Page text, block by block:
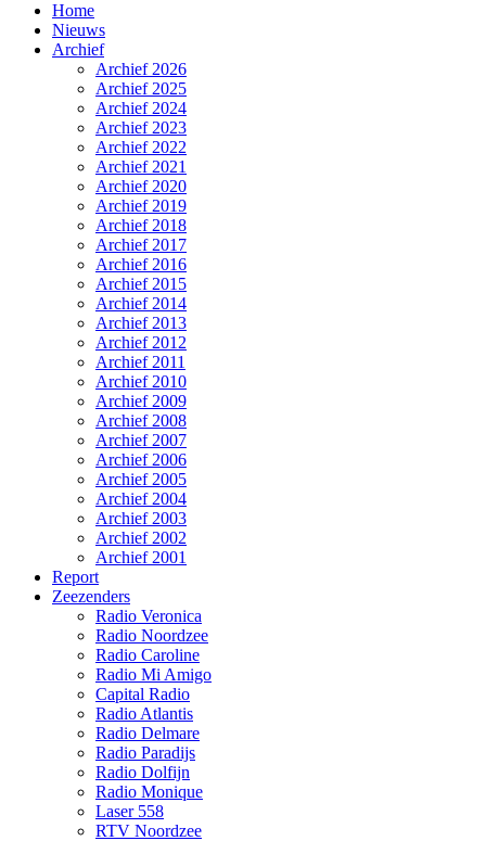
Home
Nieuws
Archief
Archief 2026
Archief 2025
Archief 2024
Archief 2023
Archief 2022
Archief 2021
Archief 2020
Archief 2019
Archief 2018
Archief 2017
Archief 2016
Archief 2015
Archief 2014
Archief 2013
Archief 2012
Archief 2011
Archief 2010
Archief 2009
Archief 2008
Archief 2007
Archief 2006
Archief 2005
Archief 2004
Archief 2003
Archief 2002
Archief 2001
Report
Zeezenders
Radio Veronica
Radio Noordzee
Radio Caroline
Radio Mi Amigo
Capital Radio
Radio Atlantis
Radio Delmare
Radio Paradijs
Radio Dolfijn
Radio Monique
Laser 558
RTV Noordzee